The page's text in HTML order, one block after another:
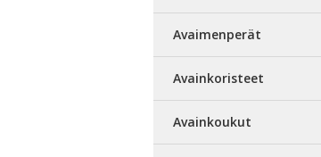
Avaimenperät
Avainkoristeet
Avainkoukut